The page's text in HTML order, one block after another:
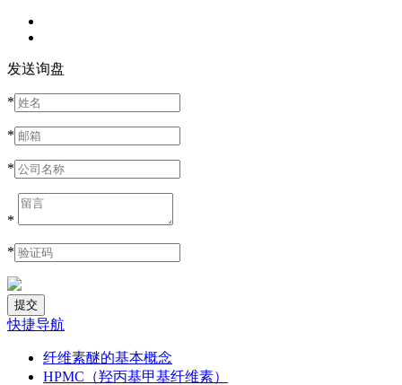
发送询盘
*
*
*
*
*
快捷导航
纤维素醚的基本概念
HPMC（羟丙基甲基纤维素）